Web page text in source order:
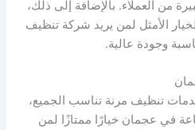
من العملاء. بالإضافة إلى ذلك،
الأمثل لمن يريد شركة تنظيف
وجودة عالية.
تنظيف مرنة تناسب الجميع،
في عجمان خيارًا ممتازًا لمن